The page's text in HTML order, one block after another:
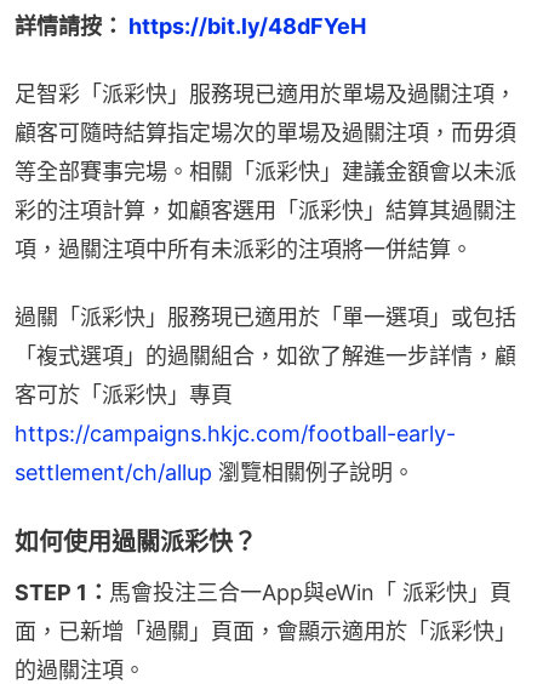
詳情請按： https://bit.ly/48dFYeH
足智彩「派彩快」服務現已適用於單場及過關注項，
顧客可隨時結算指定場次的單場及過關注項，而毋須
等全部賽事完場。相關「派彩快」建議金額會以未派
彩的注項計算，如顧客選用「派彩快」結算其過關注
項，過關注項中所有未派彩的注項將一併結算。
過關「派彩快」服務現已適用於「單一選項」或包括
「複式選項」的過關組合，如欲了解進一步詳情，顧
https://campaigns.hkjc.com/football-early-
settlement/ch/allup 瀏覽相關例子說明。
如何使用過關派彩快？
STEP 1： 馬會投注三合一App與eWin「 派彩快」頁
面，已新增「過關」頁面，會顯示適用於「派彩快」
的過關注項。